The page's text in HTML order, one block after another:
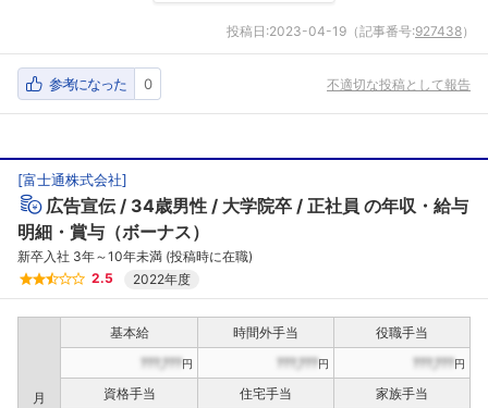
投稿日:2023-04-19 （記事番号:927438）
参考になった 0 不適切な投稿として報告
[富士通株式会社]
広告宣伝 34歳男性 大学院卒 正社員 の年収・給与
明細・賞与（ボーナス）
新卒入社 3年～10年未満 (投稿時に在職)
2.5
2022年度
月
基本給 時間外手当
役職手当
???,???円 ???,???円 ???,???円
資格手当 住宅手当
家族手当